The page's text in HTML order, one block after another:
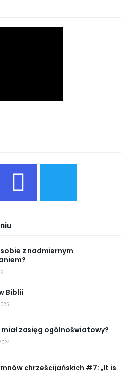
z nadmiernym
Biblii
zasięg ogólnoświatowy?
chrześcijańskich #7: „It is